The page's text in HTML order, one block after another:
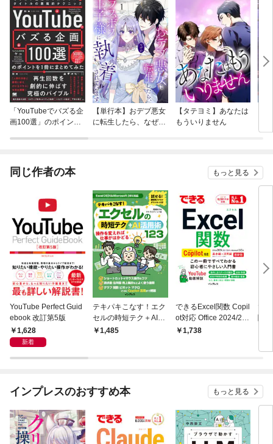
「YouTubeでバズる企
画100選」のポイント
的テクニック
【単行本】おデブ悪女
に転生したら、なぜか
【タテヨミ】あなたは
もういりません
同じ作者の本 もっと見る
YouTube Perfect Guid
ebook 改訂第5版
1,628
新着
テキパキこなす！エク
セルの時短テク＋AI活
用術123
1,485
できるExcel関数 Copil
ot対応 Office 2024/202
1/2019&Microsoft 365
1,738
で
関
365
インプレスのおすすめ本 もっと見る